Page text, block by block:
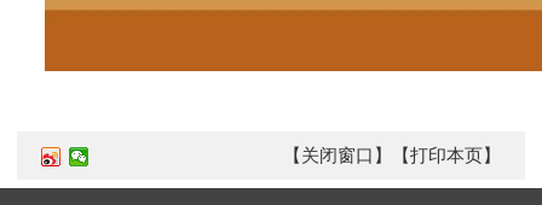
【打印本页】
【关闭窗口】